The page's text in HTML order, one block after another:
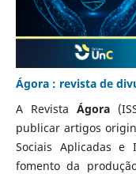
Ágora : revista de
A RevistaÁgora
publicar artigos
Sociais Aplicadas e
fomento da